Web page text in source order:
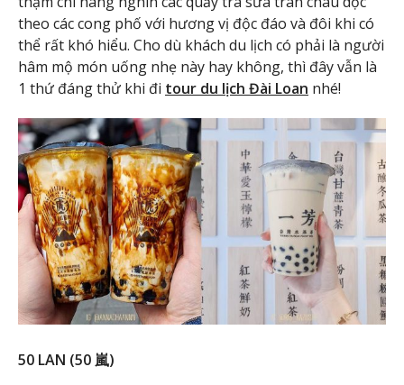
theo các cong phố với hương vị độc đáo và đôi khi có
thể rất khó hiểu. Cho dù khách du lịch có phải là người
hâm mộ món uống nhẹ này hay không, thì đây vẫn là
1 thứ đáng thử khi đi tour du lịch Đài Loan nhé!
50 LAN (50 嵐)